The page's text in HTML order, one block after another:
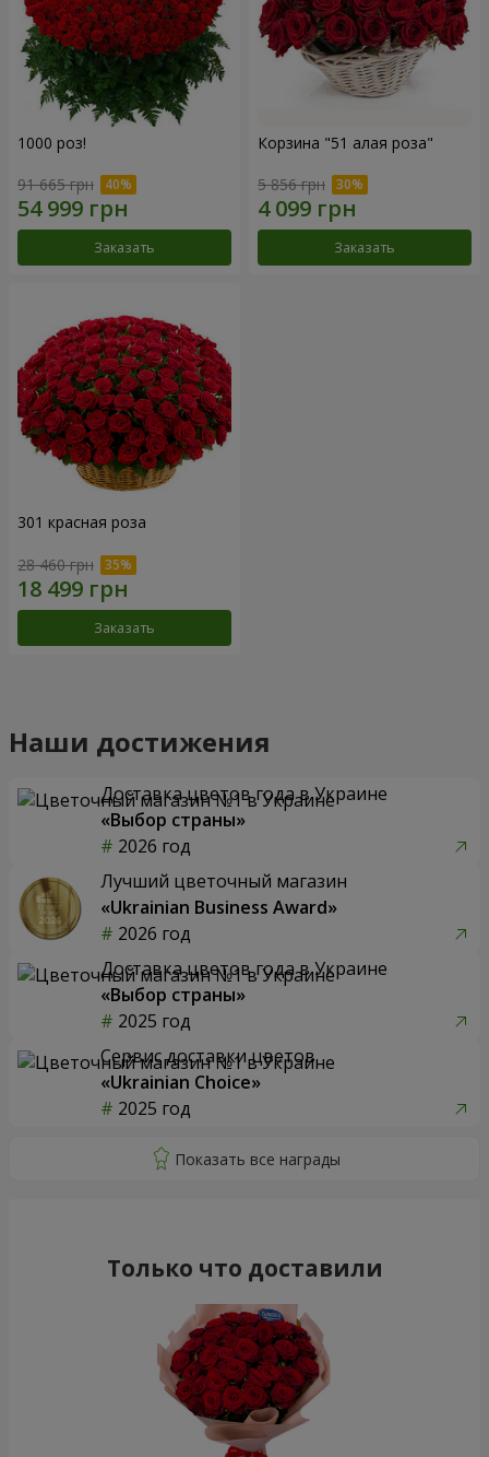
1000 роз!
91 665 грн
Заказать
Корзина "51 алая роза"
5 856 грн
Заказать
301 красная роза
28 460 грн
Заказать
Наши достижения
Доставка цветов года в Украине
«Выбор страны»
2026 год
Лучший цветочный магазин
«Ukrainian Business Award»
2026 год
Доставка цветов года в Украине
«Выбор страны»
2025 год
Сервис доставки цветов
«Ukrainian Choice»
2025 год
Только что доставили